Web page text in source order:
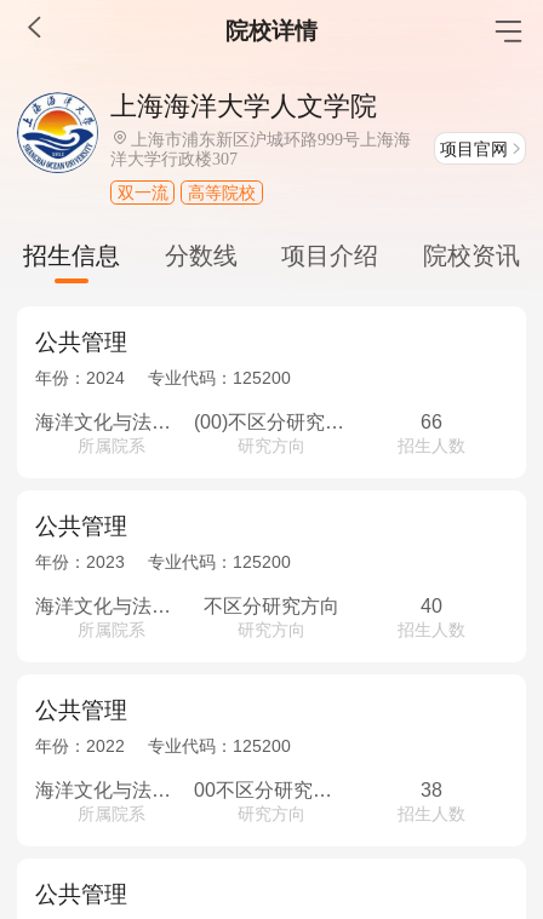
院校详情
MBA工商管理
院校库 考试报名 招生政策 学制学费
报名流程
考试真题
报考经验 招生简章
MEM工程管理
考试真题
报考经验
院校库 考试报名 招生政策
报名流程
MPAcc会计专硕
院校库 考试报名 招生政策 学制学费
报名流程
考试真题
报考经验 招生简章
MTA旅游管理
院校库 考试报名 招生政策
考试真题
报考经验 招生简章
上海海洋大学人文学院
上海市浦东新区沪城环路999号上海海
洋大学行政楼307
项目官网
双一流 高等院校
招生信息 分数线 项目介绍 院校资讯
公共管理
年份： 2024 专业代码： 125200
海洋文化与法律学院
所属院系
(00)不区分研究方向
研究方向
66
招生人数
公共管理
年份： 2023 专业代码： 125200
海洋文化与法律学院
所属院系
不区分研究方向
研究方向
40
招生人数
公共管理
年份： 2022 专业代码： 125200
海洋文化与法律学院
所属院系
00不区分研究方向
研究方向
38
招生人数
公共管理